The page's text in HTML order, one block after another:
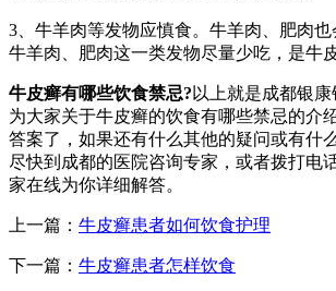
3、牛羊肉等发物应慎食。牛羊肉、肥肉
牛羊肉、肥肉这一类发物尽量少吃，是牛
牛皮癣有哪些饮食禁忌? 以上就是成都银
为大家关于牛皮癣的饮食有哪些禁忌的介
答案了，如果还有什么其他的疑问或有什
尽快到成都的医院咨询专家，或者拨打电
家在线为你详细解答。
上一篇： 牛皮癣患者如何饮食护理
下一篇： 牛皮癣患者怎样饮食